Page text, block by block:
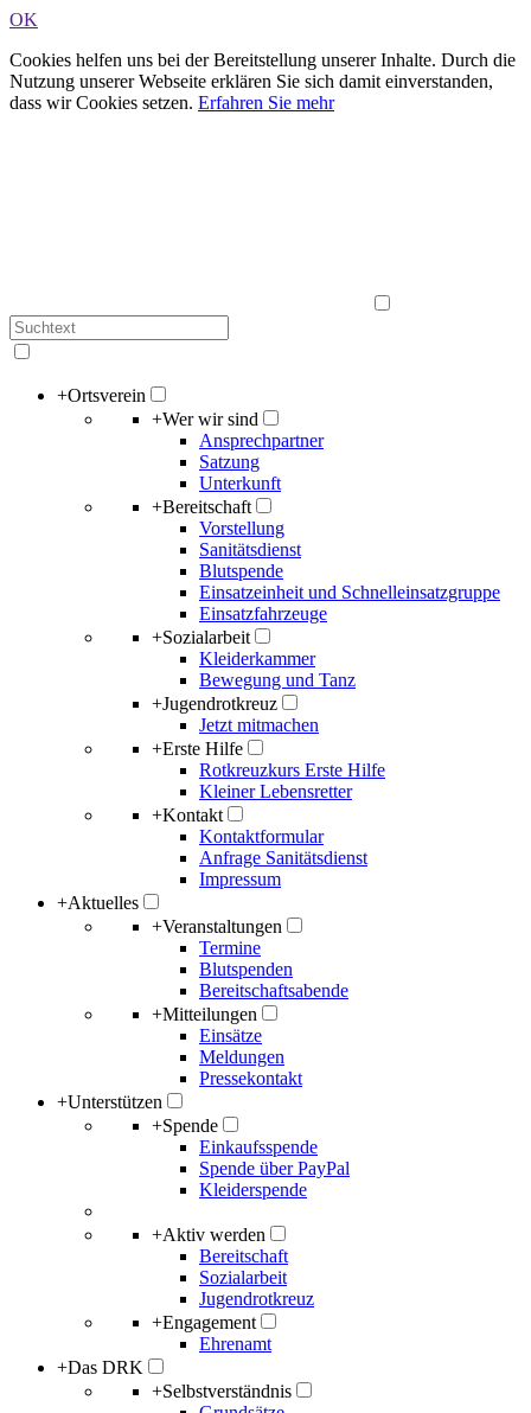
OK
Cookies helfen uns bei der Bereitstellung unserer Inhalte. Durch die
Nutzung unserer Webseite erklären Sie sich damit einverstanden,
dass wir Cookies setzen. Erfahren Sie mehr
+Ortsverein
+Wer wir sind
Ansprechpartner
Satzung
Unterkunft
+Bereitschaft
Vorstellung
Sanitätsdienst
Blutspende
Einsatzeinheit und Schnelleinsatzgruppe
Einsatzfahrzeuge
+Sozialarbeit
Kleiderkammer
Bewegung und Tanz
+Jugendrotkreuz
Jetzt mitmachen
+Erste Hilfe
Rotkreuzkurs Erste Hilfe
Kleiner Lebensretter
+Kontakt
Kontaktformular
Anfrage Sanitätsdienst
Impressum
+Aktuelles
+Veranstaltungen
Termine
Blutspenden
Bereitschaftsabende
+Mitteilungen
Einsätze
Meldungen
Pressekontakt
+Unterstützen
+Spende
Einkaufsspende
Spende über PayPal
Kleiderspende
+Aktiv werden
Bereitschaft
Sozialarbeit
Jugendrotkreuz
+Engagement
Ehrenamt
+Das DRK
+Selbstverständnis